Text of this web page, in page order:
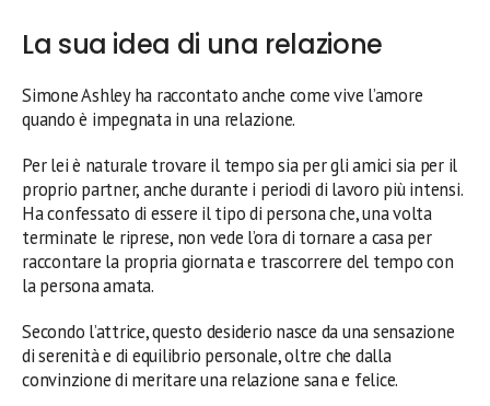
La sua idea di una relazione
Simone Ashley ha raccontato anche come vive l’amore
quando è impegnata in una relazione.
Per lei è naturale trovare il tempo sia per gli amici sia per il
proprio partner, anche durante i periodi di lavoro più intensi.
Ha confessato di essere il tipo di persona che, una volta
terminate le riprese, non vede l’ora di tornare a casa per
raccontare la propria giornata e trascorrere del tempo con
la persona amata.
Secondo l’attrice, questo desiderio nasce da una sensazione
di serenità e di equilibrio personale, oltre che dalla
convinzione di meritare una relazione sana e felice.